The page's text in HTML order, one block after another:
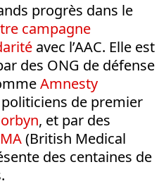
progrès dans le
campagne
avec l’AAC. Elle est
des ONG de défense
Amnesty
de premier
, et par des
(British Medical
des centaines de